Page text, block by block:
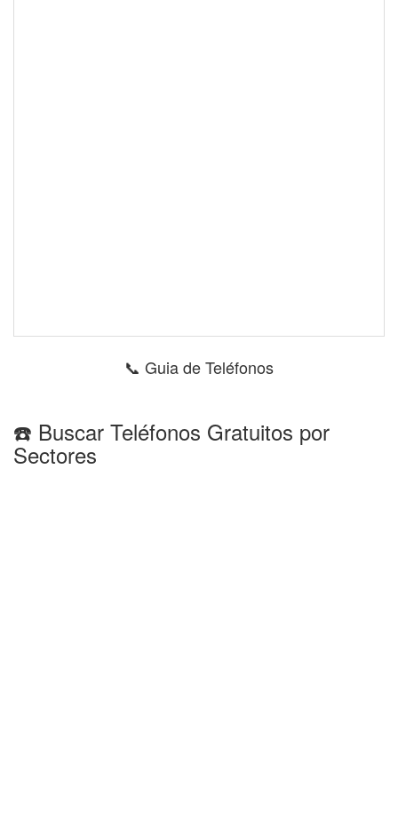
📞 Guia de Teléfonos
☎️ Buscar Teléfonos Gratuitos por
Sectores